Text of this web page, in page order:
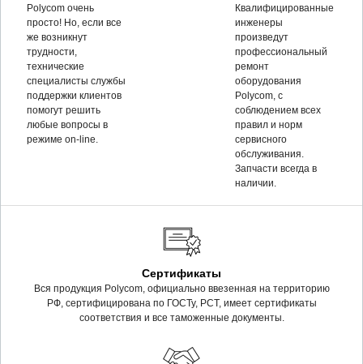
Polycom очень
просто! Но, если все
же возникнут
трудности,
технические
специалисты службы
поддержки клиентов
помогут решить
любые вопросы в
режиме on-line.
Квалифицированные
инженеры
произведут
профессиональный
ремонт
оборудования
Polycom, c
соблюдением всех
правил и норм
сервисного
обслуживания.
Запчасти всегда в
наличии.
Сертификаты
Вся продукция Polycom, официально ввезенная на территорию
РФ, сертифицирована по ГОСТу, РСТ, имеет сертификаты
соответствия и все таможенные документы.